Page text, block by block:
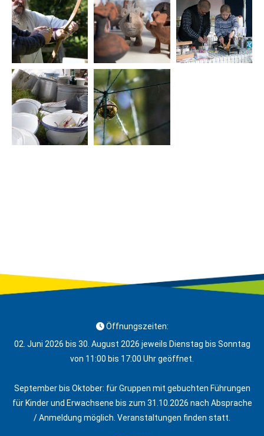
Öffnungszeiten:
02. Juni 2026 bis 30. August 2026 jeweils Dienstag bis Sonntag
von 11:00 bis 17:00 Uhr geöffnet.
September bis Oktober: für Gruppen mit gebuchten Führungen
für Kinder und Erwachsene bis zum 31.10.2026 nach Absprache
/ Anmeldung möglich. Veranstaltungen finden statt.